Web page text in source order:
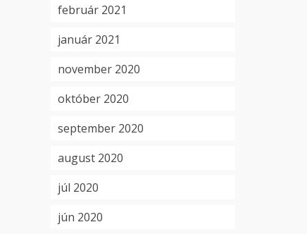
február 2021
január 2021
november 2020
október 2020
september 2020
august 2020
júl 2020
jún 2020